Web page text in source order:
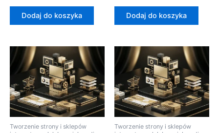
Dodaj do koszyka Dodaj do koszyka
Tworzenie strony i sklepów
Tworzenie strony i sklepów